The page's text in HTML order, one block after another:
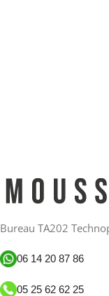
Bureau TA202
06 14 20 87 86
05 25 62 62 25